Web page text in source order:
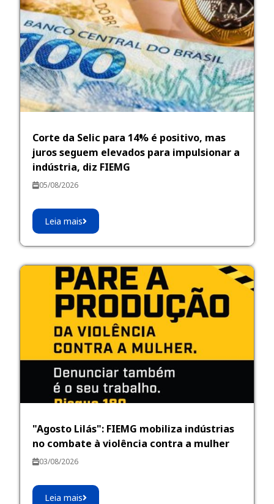
Corte da Selic para 14% é positivo, mas
juros seguem elevados para impulsionar a
indústria, diz FIEMG
05/08/2026
Leia mais
"Agosto Lilás": FIEMG mobiliza indústrias
no combate à violência contra a mulher
03/08/2026
Leia mais